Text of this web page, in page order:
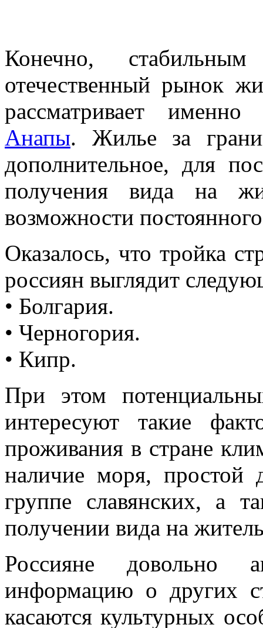
Конечно,
отечественный рынок
рассматривает
Анапы. Жилье за
дополнительное, для
получения вида на
возможности
Оказалось, что тройка
россиян выглядит
• Болгария.
• Черногория.
• Кипр.
При этом
интересуют такие
проживания в стране
наличие моря, простой
группе славянских, а
получении вида на
Россияне довольно
информацию о других
касаются культурных